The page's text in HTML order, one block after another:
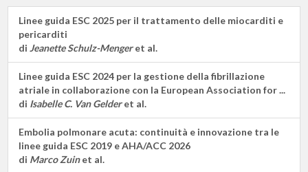
Linee guida ESC 2025 per il trattamento delle miocarditi e
pericarditi
di Jeanette Schulz-Mengeret al.
Linee guida ESC 2024 per la gestione della fibrillazione
atriale in collaborazione con la European Association for ...
di Isabelle C. Van Gelderet al.
Embolia polmonare acuta: continuità e innovazione tra le
linee guida ESC 2019 e AHA/ACC 2026
di Marco Zuinet al.